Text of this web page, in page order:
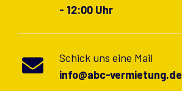
- 12:00 Uhr​
Schick uns eine Mail
info@abc-vermietung.de